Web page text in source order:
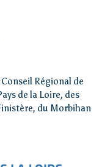
Régional de
de la Loire, des
du Morbihan